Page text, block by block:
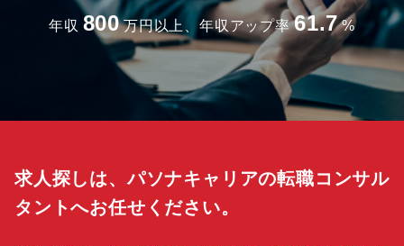
年収 800 万円以上、年収アップ率 61.7 %
求人探しは、パソナキャリアの転職コンサル
タントへお任せください。